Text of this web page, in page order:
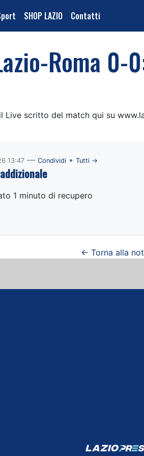
SHOP LAZIO Contatti
Roma 0-
Live scritto del match qui su
13:47— Condividi• Tutti →
1 minuto di recupero
← Torna alla